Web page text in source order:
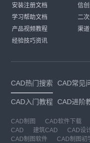
安装注册文档
学习帮助文档
产品视频教程
经验技巧资讯
信
二
渠
CAD热门搜索 CAD常见
CAD入门教程 CAD进阶
CAD制图 CAD软件下载
CAD
建筑CAD CAD设
CAD制图软件
CAD制图初